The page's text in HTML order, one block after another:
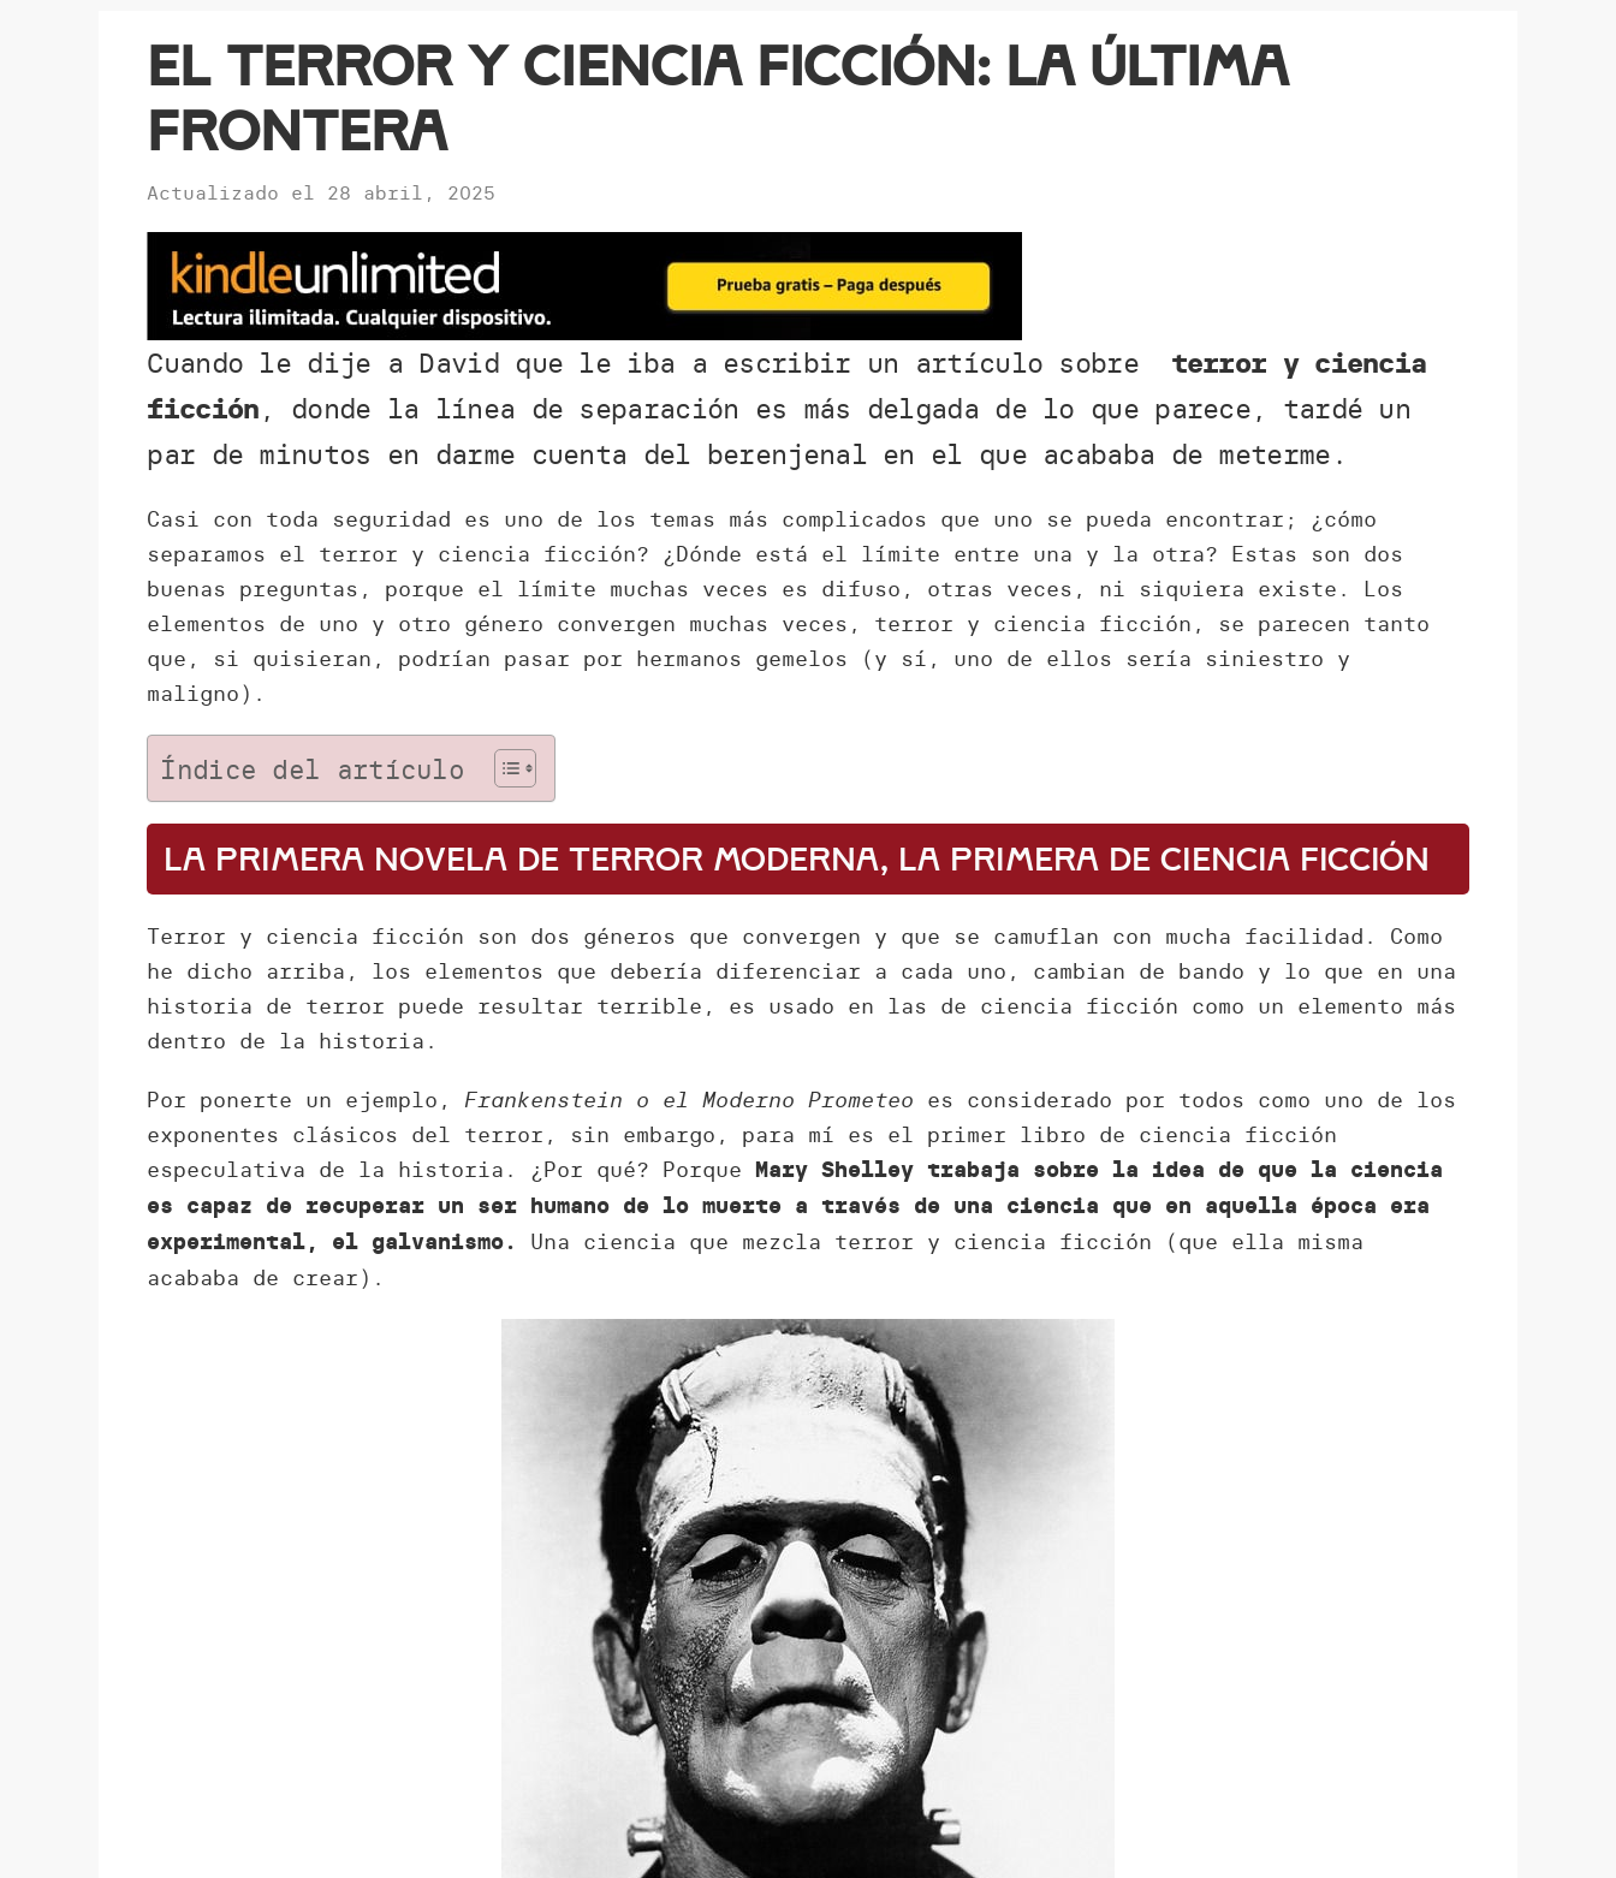
El terror y ciencia ficción: la última
frontera
Actualizado el 28 abril, 2025
Cuando le dije a David que le iba a escribir un artículo sobre terror y ciencia
ficción , donde la línea de separación es más delgada de lo que parece, tardé un
par de minutos en darme cuenta del berenjenal en el que acababa de meterme.
Casi con toda seguridad es uno de los temas más complicados que uno se pueda encontrar; ¿cómo
separamos el terror y ciencia ficción? ¿Dónde está el límite entre una y la otra? Estas son dos
buenas preguntas, porque el límite muchas veces es difuso, otras veces, ni siquiera existe. Los
elementos de uno y otro género convergen muchas veces, terror y ciencia ficción, se parecen tanto
que, si quisieran, podrían pasar por hermanos gemelos (y sí, uno de ellos sería siniestro y
maligno).
Índice del artículo
La primera novela de terror moderna, la primera de ciencia ficción
Terror y ciencia ficción son dos géneros que convergen y que se camuflan con mucha facilidad. Como
he dicho arriba, los elementos que debería diferenciar a cada uno, cambian de bando y lo que en una
historia de terror puede resultar terrible, es usado en las de ciencia ficción como un elemento más
dentro de la historia.
Por ponerte un ejemplo, Frankenstein o el Moderno Prometeo es considerado por todos como uno de los
exponentes clásicos del terror, sin embargo, para mí es el primer libro de ciencia ficción
especulativa de la historia. ¿Por qué? Porque Mary Shelley trabaja sobre la idea de que la ciencia
es capaz de recuperar un ser humano de lo muerte a través de una ciencia que en aquella época era
experimental, el galvanismo.
Una ciencia que mezcla terror y ciencia ficción (que ella misma
acababa de crear).